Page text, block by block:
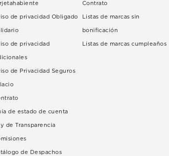
de privacidad Obligado
de privacidad
de Privacidad Seguros
de estado de cuenta
de Transparencia
de Despachos
Contrato
Listas de marcas sin
bonificación
Listas de marcas cumpleaños